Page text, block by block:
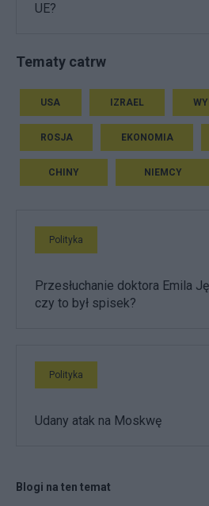
UE?
Tematy catrw
USA IZRAEL
ROSJA EKONOMIA
CHINY NIEMCY
Polityka
Przesłuchanie doktora Emila
czy to był spisek?
Polityka
Udany atak na Moskwę
Blogi na ten temat